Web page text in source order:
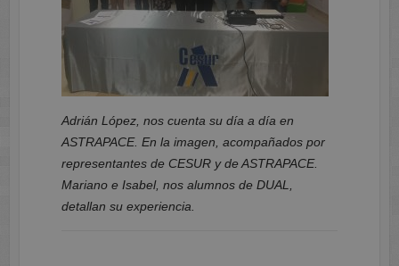
Adrián López, nos cuenta su día a día en
ASTRAPACE. En la imagen, acompañados por
representantes de CESUR y de ASTRAPACE.
Mariano e Isabel, nos alumnos de DUAL,
detallan su experiencia.